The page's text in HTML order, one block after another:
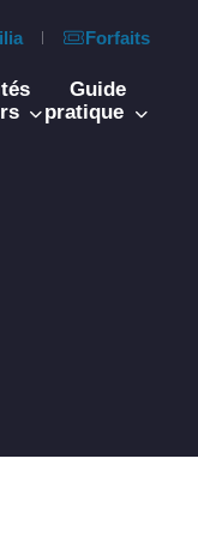
Forfaits
Guide
pratique